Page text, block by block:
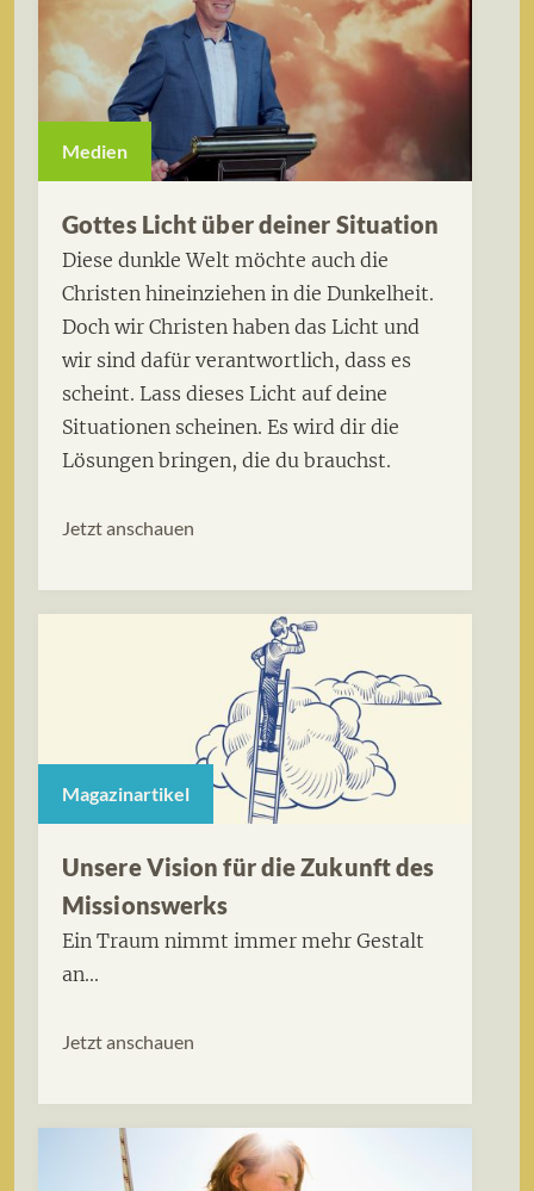
Medien
Gottes Licht über deiner Situation
Diese dunkle Welt möchte auch die
Christen hineinziehen in die Dunkelheit.
Doch wir Christen haben das Licht und
wir sind dafür verantwortlich, dass es
scheint. Lass dieses Licht auf deine
Situationen scheinen. Es wird dir die
Lösungen bringen, die du brauchst.
Jetzt anschauen
Magazinartikel
Unsere Vision für die Zukunft des
Missionswerks
Ein Traum nimmt immer mehr Gestalt
an...
Jetzt anschauen